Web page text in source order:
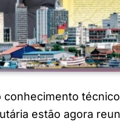
conhecimento
estão agora